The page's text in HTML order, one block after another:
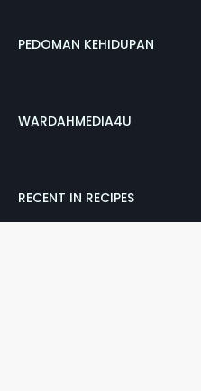
PEDOMAN KEHIDUPAN
WARDAHMEDIA4U
RECENT IN RECIPES